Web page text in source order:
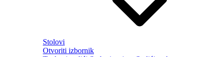
Stolovi
Otvoriti izbornik